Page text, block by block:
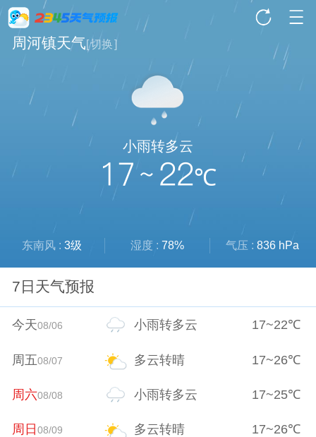
周河镇天气[切换]
小雨转多云
17 ~ 22℃
东南风 :3级 湿度 : 78% 气压 : 836 hPa
7日天气预报
今天08/06 小雨转多云 17~22℃
周五08/07 多云转晴 17~26℃
周六08/08 小雨转多云 17~25℃
周日08/09 多云转晴 17~26℃